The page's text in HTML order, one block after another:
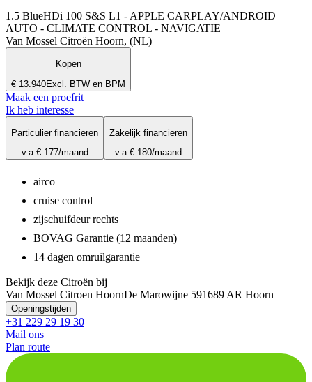
1.5 BlueHDi 100 S&S L1 - APPLE CARPLAY/ANDROID
AUTO - CLIMATE CONTROL - NAVIGATIE
Van Mossel Citroën Hoorn, (NL)
Kopen
€ 13.940Excl. BTW en BPM
Maak een proefrit
Ik heb interesse
Particulier financieren
v.a.€ 177/maand
Zakelijk financieren
v.a.€ 180/maand
airco
cruise control
zijschuifdeur rechts
BOVAG Garantie (12 maanden)
14 dagen omruilgarantie
Bekijk deze Citroën bij
Van Mossel Citroen HoornDe Marowijne 591689 AR Hoorn
Openingstijden
+31 229 29 19 30
Mail ons
Plan route